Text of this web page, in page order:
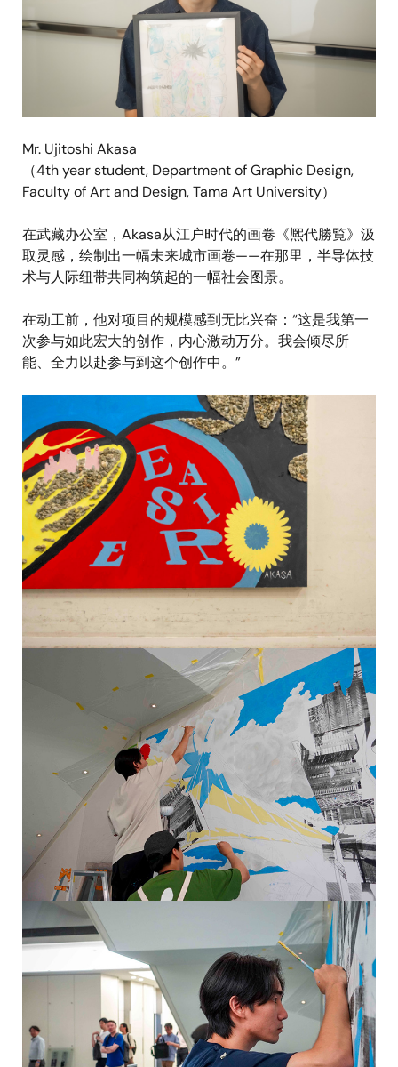
Mr. Ujitoshi Akasa
（4th year student, Department of Graphic Design,
Faculty of Art and Design, Tama Art University）
在武藏办公室，Akasa从江户时代的画卷《熈代勝覧》汲
取灵感，绘制出一幅未来城市画卷——在那里，半导体技
术与人际纽带共同构筑起的一幅社会图景。
在动工前，他对项目的规模感到无比兴奋：“这是我第一
次参与如此宏大的创作，内心激动万分。我会倾尽所
能、全力以赴参与到这个创作中。”
像
像